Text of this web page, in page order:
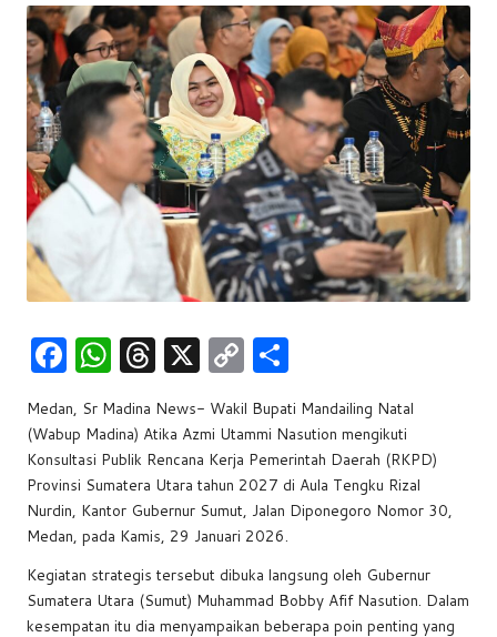
w
s
F
a
c
e
b
o
o
k
W
h
at
s
A
p
p
T
hr
e
a
d
s
X C
o
p
y
Li
n
k
h
ar
e
Medan, Sr Madina News- Wakil Bupati Mandailing Natal
(Wabup Madina) Atika Azmi Utammi Nasution mengikuti
Konsultasi Publik Rencana Kerja Pemerintah Daerah (RKPD)
Provinsi Sumatera Utara tahun 2027 di Aula Tengku Rizal
Nurdin, Kantor Gubernur Sumut, Jalan Diponegoro Nomor 30,
Medan, pada Kamis, 29 Januari 2026.
Kegiatan strategis tersebut dibuka langsung oleh Gubernur
Sumatera Utara (Sumut) Muhammad Bobby Afif Nasution. Dalam
kesempatan itu dia menyampaikan beberapa poin penting yang